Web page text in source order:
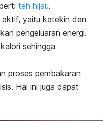
teh hijau.
aktif, yaitu katekin dan
pengeluaran energi.
sehingga
proses pembakaran
Hal ini juga dapat